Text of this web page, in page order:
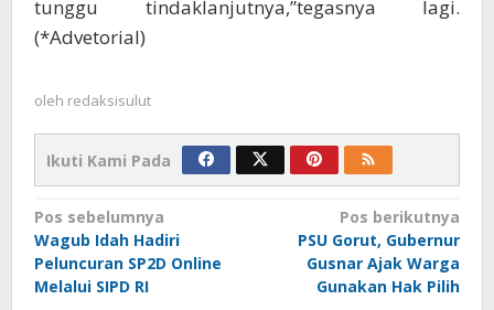
tunggu tindaklanjutnya,”tegasnya lagi.
(*Advetorial)
oleh redaksisulut
Ikuti Kami Pada
Navigasi
pos
Pos sebelumnya
Wagub Idah Hadiri
Peluncuran SP2D Online
Melalui SIPD RI
Pos berikutnya
PSU Gorut, Gubernur
Gusnar Ajak Warga
Gunakan Hak Pilih